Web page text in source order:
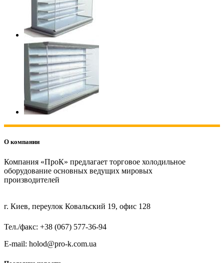
О компании
Компания «ПроК» предлагает торговое холодильное
оборудование основных ведущих мировых
производителей
г. Киев, переулок Ковальский 19, офис 128
Тел./факс: +38 (067) 577-36-94
E-mail: holod@pro-k.com.ua